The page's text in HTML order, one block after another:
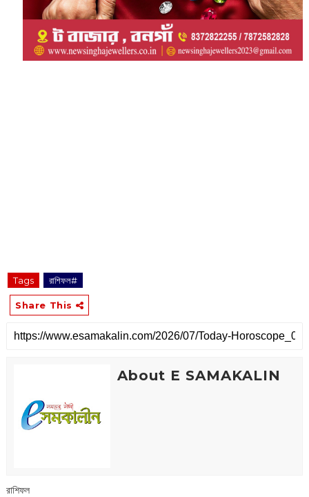
Tags রাশিফল#
Share This
About E SAMAKALIN
রাশিফল